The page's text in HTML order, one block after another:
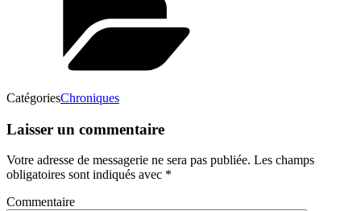
CatégoriesChroniques
Laisser un commentaire
Votre adresse de messagerie ne sera pas publiée. Les champs
obligatoires sont indiqués avec *
Commentaire